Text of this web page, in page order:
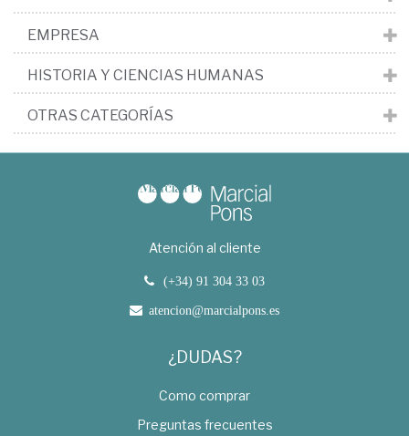
EMPRESA
HISTORIA Y CIENCIAS HUMANAS
OTRAS CATEGORÍAS
Atención al cliente
(+34) 91 304 33 03
atencion@marcialpons.es
¿DUDAS?
Como comprar
Preguntas frecuentes